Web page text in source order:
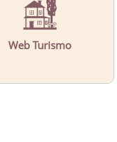
Web Turismo